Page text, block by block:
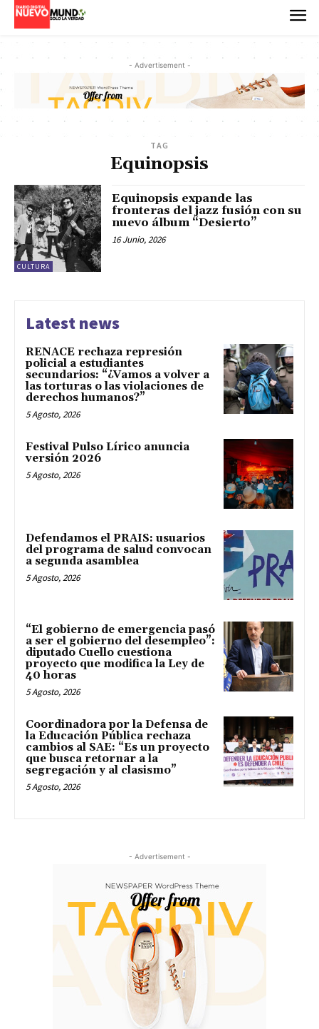
- Advertisement -
TAG
Equinopsis
CULTURA
Equinopsis expande las
fronteras del jazz fusión con su
nuevo álbum “Desierto”
16 Junio, 2026
Latest news
RENACE rechaza represión
policial a estudiantes
secundarios: “¿Vamos a volver a
las torturas o las violaciones de
derechos humanos?”
5 Agosto, 2026
Festival Pulso Lírico anuncia
versión 2026
5 Agosto, 2026
Defendamos el PRAIS: usuarios
del programa de salud convocan
a segunda asamblea
5 Agosto, 2026
“El gobierno de emergencia pasó
a ser el gobierno del desempleo”:
diputado Cuello cuestiona
proyecto que modifica la Ley de
40 horas
5 Agosto, 2026
Coordinadora por la Defensa de
la Educación Pública rechaza
cambios al SAE: “Es un proyecto
que busca retornar a la
segregación y al clasismo”
5 Agosto, 2026
- Advertisement -